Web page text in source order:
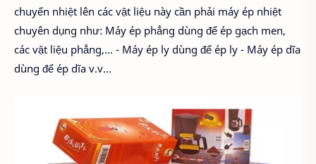
chuyển nhiệt lên các vật liệu này cần phải máy ép nhiệt
chuyên dụng như: Máy ép phẳng dùng để ép gạch men,
các vật liệu phẳng,... - Máy ép ly dùng để ép ly - Máy ép dĩa
dùng để ép dĩa v.v...